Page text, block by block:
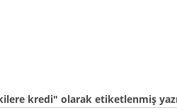
kredi" olarak etiketlenmiş